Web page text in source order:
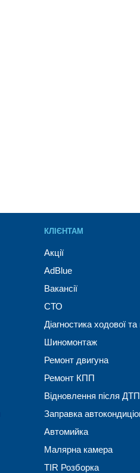
КЛІЄНТАМ
Акції
AdBlue
Вакансії
СТО
Діагностика ходової та
Шиномонтаж
Ремонт двигуна
Ремонт КПП
Відновлення після ДТП
Заправка
Автомийка
Малярна камера
TIR Розборка